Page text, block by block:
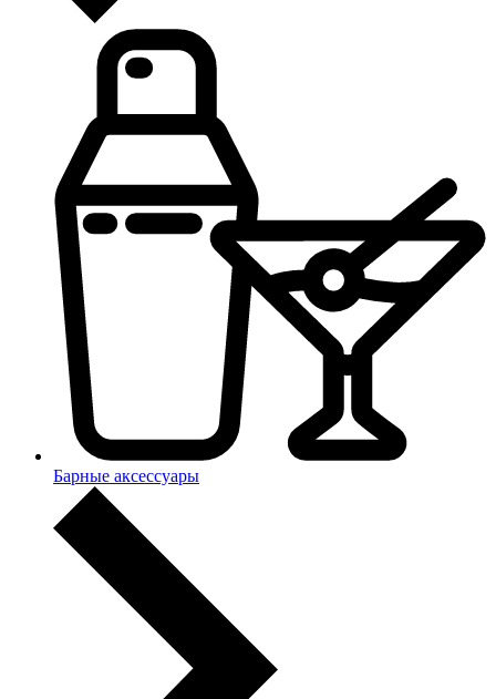
Барные аксессуары